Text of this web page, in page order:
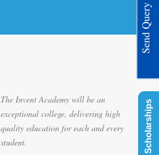
The Invent Academy will be an
exceptional college, delivering high
quality education for each and every
student.
Send Query
Scholarships